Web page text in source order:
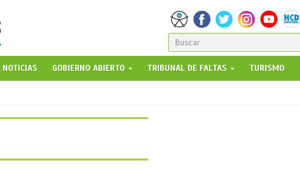
FORMULARIO
DE
BÚSQUEDA
GO!
NOTICIAS GOBIERNO ABIERTO TRIBUNAL DE FALTAS TURISMO